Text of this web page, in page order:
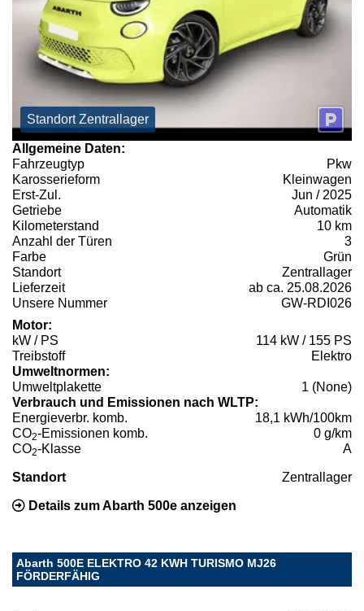
Standort Zentrallager
Allgemeine Daten:
Fahrzeugtyp
Pkw
Karosserieform
Kleinwagen
Erst-Zul.
Jun / 2025
Getriebe
Automatik
Kilometerstand
10 km
Anzahl der Türen
3
Farbe
Grün
Standort
Zentrallager
Lieferzeit
ab ca. 25.08.2026
Unsere Nummer
GW-RDI026
Motor:
kW / PS
114 kW / 155 PS
Treibstoff
Elektro
Umweltnormen:
Umweltplakette
1 (None)
Verbrauch und Emissionen nach WLTP:
Energieverbr. komb.
18,1 kWh/100km
CO2-Emissionen komb.
0 g/km
CO2-Klasse A
Standort Zentrallager
Details zum Abarth 500e anzeigen
Abarth 500E ELEKTRO 42 KWH TURISMO MJ26
FÖRDERFÄHIG